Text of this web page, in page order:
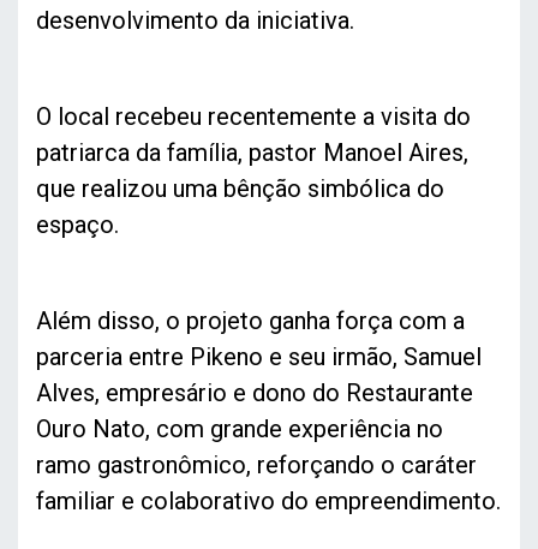
desenvolvimento da iniciativa.
O local recebeu recentemente a visita do
patriarca da família, pastor Manoel Aires,
que realizou uma bênção simbólica do
espaço.
Além disso, o projeto ganha força com a
parceria entre Pikeno e seu irmão, Samuel
Alves, empresário e dono do Restaurante
Ouro Nato, com grande experiência no
ramo gastronômico, reforçando o caráter
familiar e colaborativo do empreendimento.